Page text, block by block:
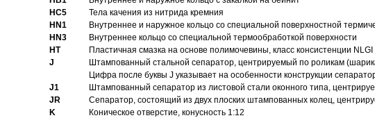
HC5
Тела качения из нитрида кремния
HN1
Bнутреннее и наружное кольцо со специальной поверхностной
HN3
Внутреннее кольцо со специальной термообработкой поверхности
HT
Пластичная смазка на основе полимочевины, класс консистенции
J
Штампованный стальной сепаратор, центрируемый по роликам
Цифра после буквы J указывает на особенности конструкции
J1
Штампованный сепаратор из листовой стали оконного типа,
JR
Сепаратор, состоящий из двух плоских штампованных колец,
K
Коническое отверстие, конусность 1:12